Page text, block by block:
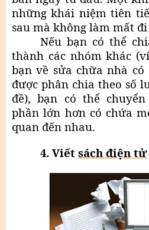
những khái niệm tiên
sau mà không làm mất
Nếu bạn có thể
thành các nhóm khác
bạn về sửa chữa nhà có
được phân chia theo số
đề), bạn có thể
phần lớn hơn có chứa
quan đến nhau.
4. Viết sách điện tử